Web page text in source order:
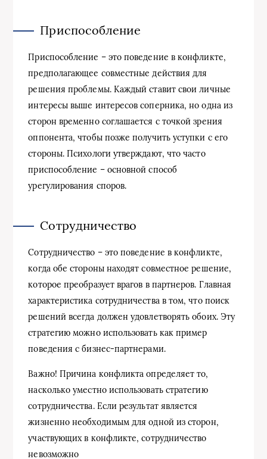
Приспособление
Приспособление – это поведение в конфликте,
предполагающее совместные действия для
решения проблемы. Каждый ставит свои личные
интересы выше интересов соперника, но одна из
сторон временно соглашается с точкой зрения
оппонента, чтобы позже получить уступки с его
стороны. Психологи утверждают, что часто
приспособление – основной способ
урегулирования споров.
Сотрудничество
Сотрудничество – это поведение в конфликте,
когда обе стороны находят совместное решение,
которое преобразует врагов в партнеров. Главная
характеристика сотрудничества в том, что поиск
решений всегда должен удовлетворять обоих. Эту
стратегию можно использовать как пример
поведения с бизнес-партнерами.
Важно! Причина конфликта определяет то,
насколько уместно использовать стратегию
сотрудничества. Если результат является
жизненно необходимым для одной из сторон,
участвующих в конфликтe, сотрудничество
невозможно